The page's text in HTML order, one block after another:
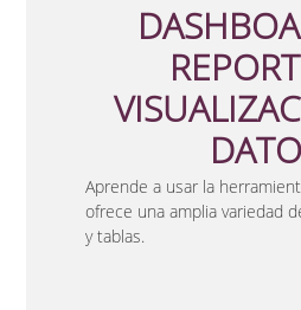
Aprende a usar la
ofrece una amplia variedad
y tablas.